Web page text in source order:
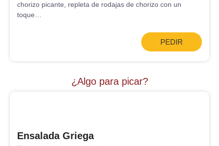
chorizo picante, repleta de rodajas de chorizo con un
toque…
PEDIR
¿Algo para picar?
Ensalada Griega